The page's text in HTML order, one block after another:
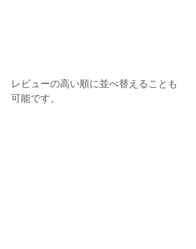
レビューの高い順に並べ替えることも
可能です。